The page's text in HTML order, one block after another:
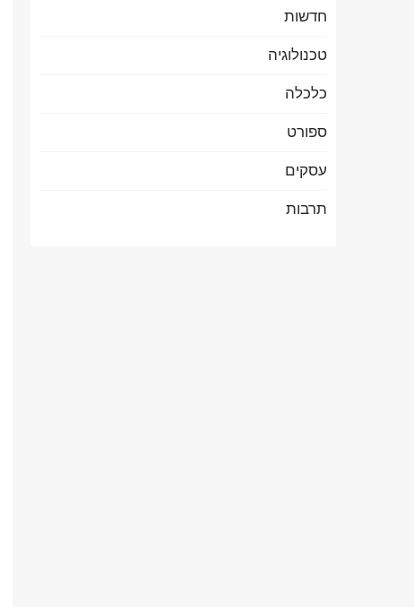
חדשות
טכנולוגיה
כלכלה
ספורט
עסקים
תרבות